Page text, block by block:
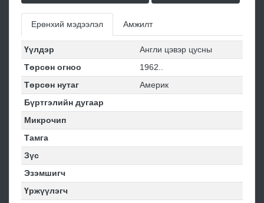
Ерөнхий мэдээлэл Амжилт
Үүлдэр
Англи цэвэр цусны
Төрсөн огноо
1962..
Төрсөн нутаг
Америк
Бүртгэлийн дугаар
Микрочип
Тамга
Зүс
Эзэмшигч
Үржүүлэгч